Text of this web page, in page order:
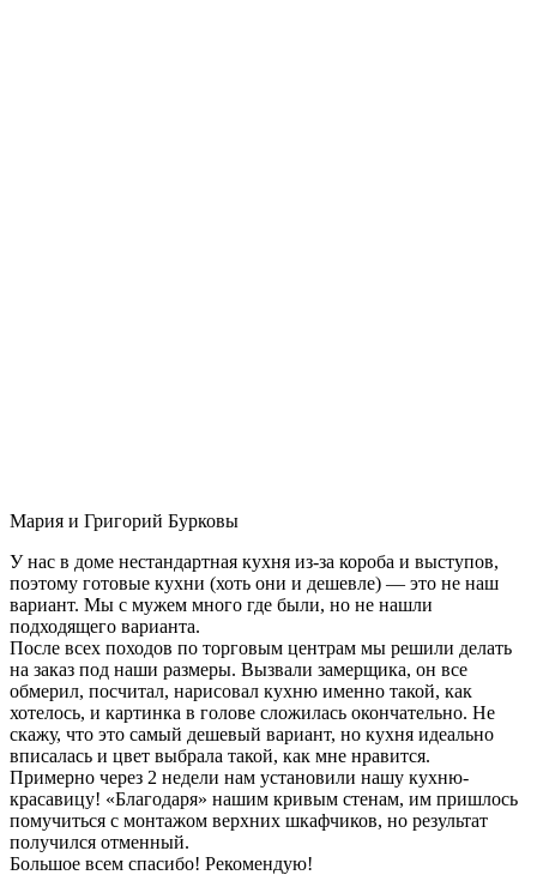
Мария и Григорий Бурковы
У нас в доме нестандартная кухня из-за короба и выступов,
поэтому готовые кухни (хоть они и дешевле) — это не наш
вариант. Мы с мужем много где были, но не нашли
подходящего варианта.
После всех походов по торговым центрам мы решили делать
на заказ под наши размеры. Вызвали замерщика, он все
обмерил, посчитал, нарисовал кухню именно такой, как
хотелось, и картинка в голове сложилась окончательно. Не
скажу, что это самый дешевый вариант, но кухня идеально
вписалась и цвет выбрала такой, как мне нравится.
Примерно через 2 недели нам установили нашу кухню-
красавицу! «Благодаря» нашим кривым стенам, им пришлось
помучиться с монтажом верхних шкафчиков, но результат
получился отменный.
Большое всем спасибо! Рекомендую!